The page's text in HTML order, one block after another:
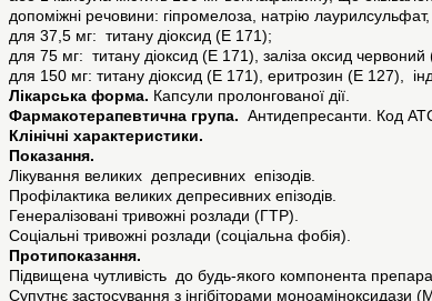
допоміжні речовини: гіпромелоза, натрію
для 37,5 мг: титану діоксид (Е 171);
для 75 мг: титану діоксид (Е 171), заліза оксид
для 150 мг: титану діоксид (Е 171), еритрозин (Е 127),
Лікарська форма. Капсули пролонгованої дії.
Фармакотерапевтична група. Антидепресанти. Код
Клінічні характеристики.
Показання.
Лікування великих депресивних епізодів.
Профілактика великих депресивних епізодів.
Генералізовані тривожні розлади (ГТР).
Соціальні тривожні розлади (соціальна фобія).
Протипоказання.
Підвищена чутливість до будь-якого компонента
Супутнє застосування з інгібіторами моноаміноксидази